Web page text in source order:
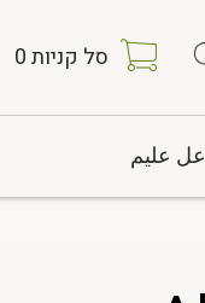
סל קניות0
عل عليم